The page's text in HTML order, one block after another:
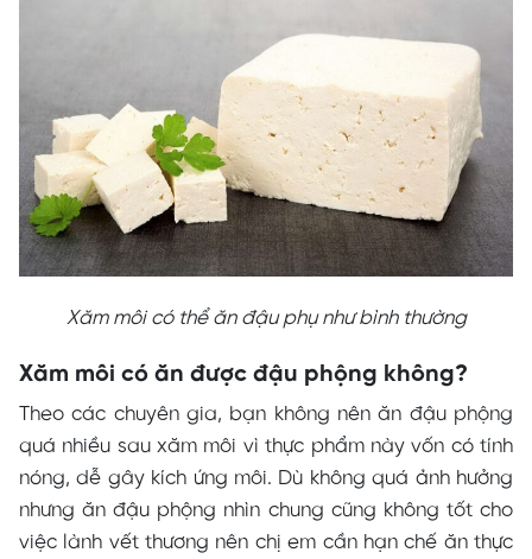
Xăm môi có thể ăn đậu phụ như bình thường
Xăm môi có ăn được đậu phộng không?
Theo các chuyên gia, bạn không nên ăn đậu phộng
quá nhiều sau xăm môi vì thực phẩm này vốn có tính
nóng, dễ gây kích ứng môi. Dù không quá ảnh hưởng
nhưng ăn đậu phộng nhìn chung cũng không tốt cho
việc lành vết thương nên chị em cần hạn chế ăn thực